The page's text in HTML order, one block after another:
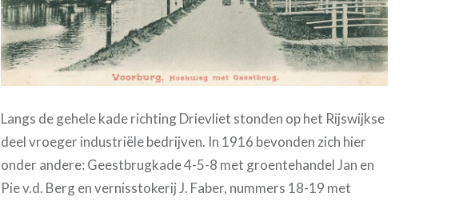
Langs de gehele kade richting Drievliet stonden op het Rijswijkse
deel vroeger industriële bedrijven. In 1916 bevonden zich hier
onder andere: Geestbrugkade 4-5-8 met groentehandel Jan en
Pie v.d. Berg en vernisstokerij J. Faber, nummers 18-19 met